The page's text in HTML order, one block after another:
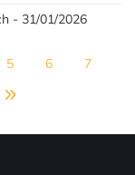
- 31/01/2026
5 6
7